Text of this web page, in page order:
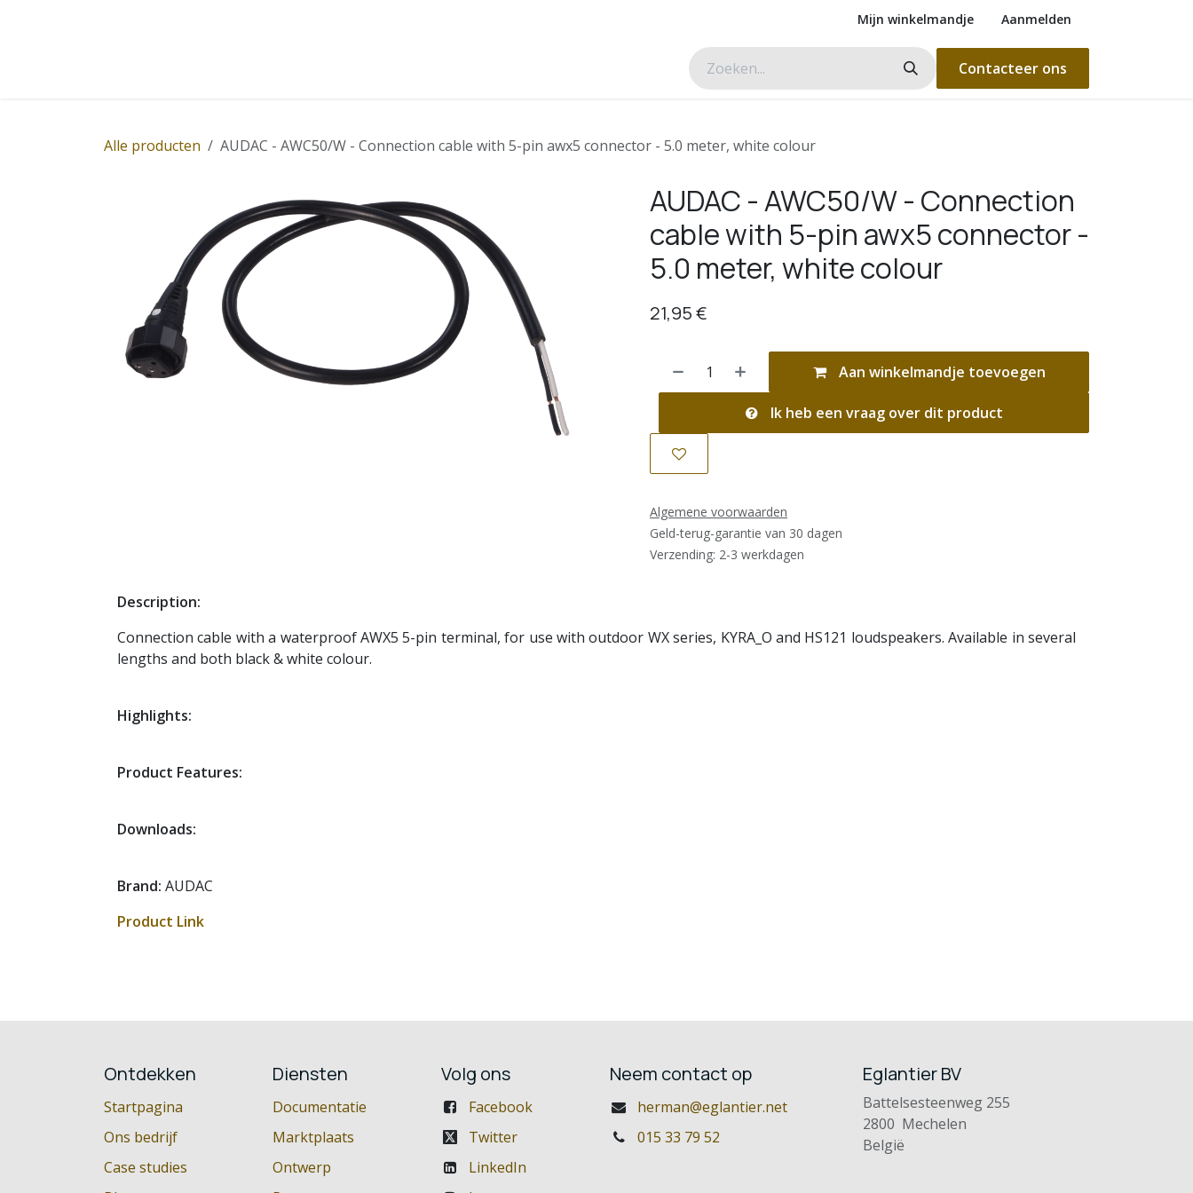
Mijn winkelmandje Aanmelden
Contacteer ons
Alle producten AUDAC - AWC50/W - Connection cable with 5-pin awx5 connector - 5.0 meter, white colour
AUDAC - AWC50/W - Connection
cable with 5-pin awx5 connector -
5.0 meter, white colour
21,95€
Aan winkelmandje toevoegen
Ik heb een vraag over dit product
Algemene voorwaarden
Geld-terug-garantie van 30 dagen
Verzending: 2-3 werkdagen
Description:
Connection cable with a waterproof AWX5 5-pin terminal, for use with outdoor WX series, KYRA_O and HS121 loudspeakers. Available in several
lengths and both black & white colour.
Highlights:
Product Features:
Downloads:
Brand: AUDAC
Product Link
Ontdekken
Startpagina
Ons bedrijf
Case studies
Diensten
Documentatie
Marktplaats
Ontwerp
Volg ons
Facebook
Twitter
LinkedIn
Neem contact op
herman@eglantier.net
015 33 79 52
Eglantier BV
Battelsesteenweg 255
2800 Mechelen
België